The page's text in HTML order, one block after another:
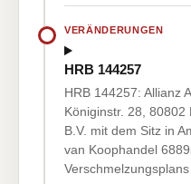
VERÄNDERUNGEN
HRB 144257
HRB 144257: Allianz
Königinstr. 28, 80802
B.V. mit dem Sitz in
van Koophandel
Verschmelzungsplans